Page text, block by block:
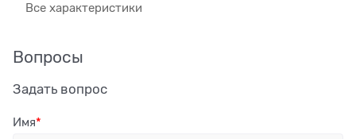
Все характеристики
Вопросы
Задать вопрос
Имя